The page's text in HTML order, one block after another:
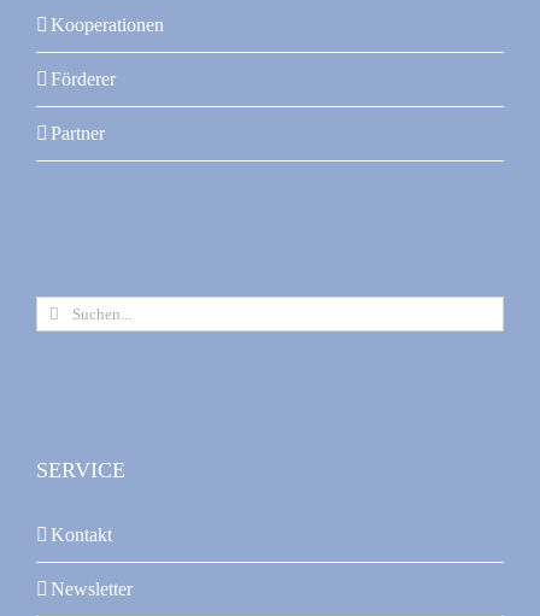
Produktseite
Kooperationen
Förderer
Partner
Suche
nach:
SERVICE
Kontakt
Newsletter